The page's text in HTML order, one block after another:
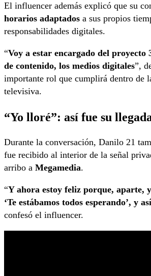
El influencer además explicó que su
horarios adaptados a sus propios
responsabilidades digitales.
“Voy a estar encargado del proyecto
de contenido, los medios digitales”,
importante rol que cumplirá dentro de
televisiva.
“Yo lloré”: así fue su
Durante la conversación, Danilo 21
fue recibido al interior de la señal
arribo a Megamedia.
“Y ahora estoy feliz porque, aparte,
‘Te estábamos todos esperando’, y
confesó el influencer.